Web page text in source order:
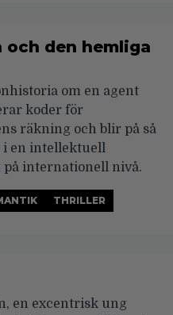
och den hemliga
om en agent
koder för
räkning och blir på så
i en intellektuell
internationell nivå.
THRILLER
en excentrisk ung